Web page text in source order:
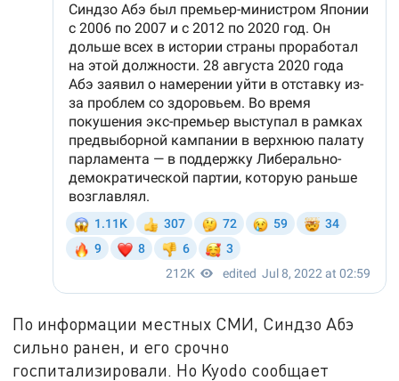
По информации местных СМИ, Синдзо Абэ
сильно ранен, и его срочно
госпитализировали. Но Kyodo сообщает